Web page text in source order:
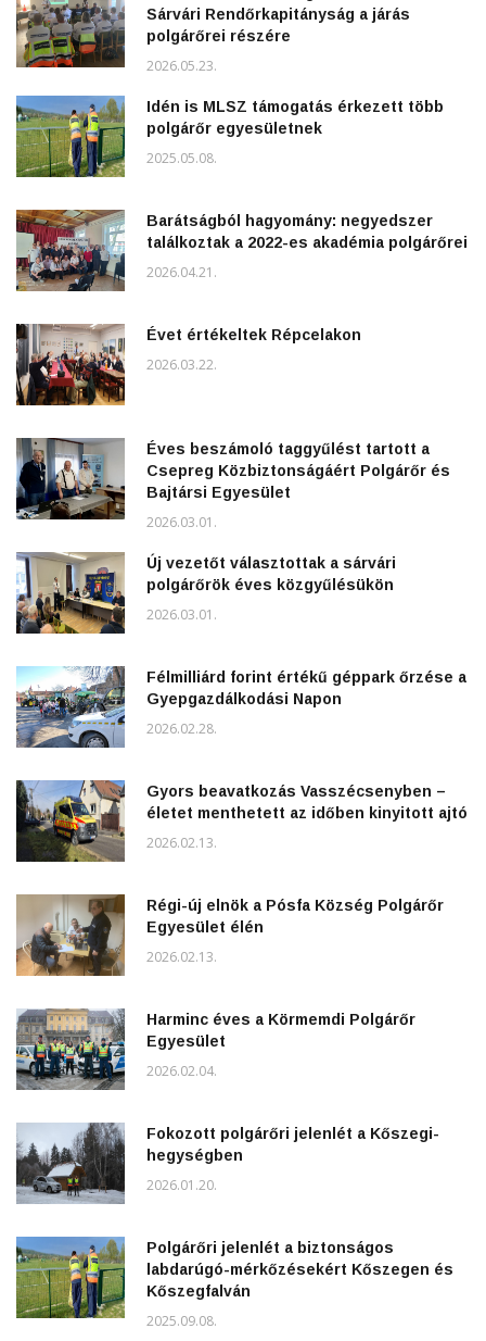
Sárvári Rendőrkapitányság a járás
polgárőrei részére
2026.05.23.
Idén is MLSZ támogatás érkezett több
polgárőr egyesületnek
2025.05.08.
Barátságból hagyomány: negyedszer
találkoztak a 2022-es akadémia polgárőrei
2026.04.21.
Évet értékeltek Répcelakon
2026.03.22.
Éves beszámoló taggyűlést tartott a
Csepreg Közbiztonságáért Polgárőr és
Bajtársi Egyesület
2026.03.01.
Új vezetőt választottak a sárvári
polgárőrök éves közgyűlésükön
2026.03.01.
Félmilliárd forint értékű géppark őrzése a
Gyepgazdálkodási Napon
2026.02.28.
Gyors beavatkozás Vasszécsenyben –
életet menthetett az időben kinyitott ajtó
2026.02.13.
Régi-új elnök a Pósfa Község Polgárőr
Egyesület élén
2026.02.13.
Harminc éves a Körmemdi Polgárőr
Egyesület
2026.02.04.
Fokozott polgárőri jelenlét a Kőszegi-
hegységben
2026.01.20.
Polgárőri jelenlét a biztonságos
labdarúgó-mérkőzésekért Kőszegen és
Kőszegfalván
2025.09.08.